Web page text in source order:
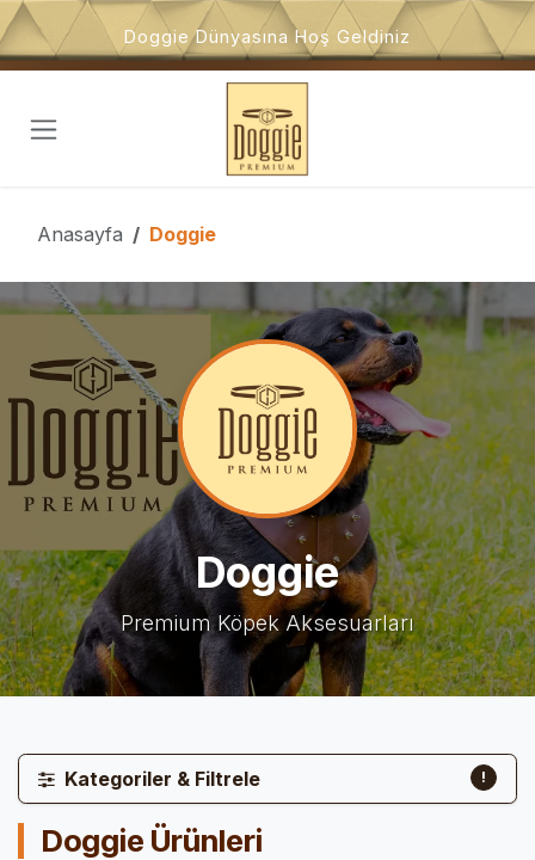
İçeriğe atla
Doggie Dünyasına Hoş Geldiniz
Anasayfa Doggie
Doggie
Premium Köpek Aksesuarları
Kategoriler & Filtrele !
Doggie Ürünleri